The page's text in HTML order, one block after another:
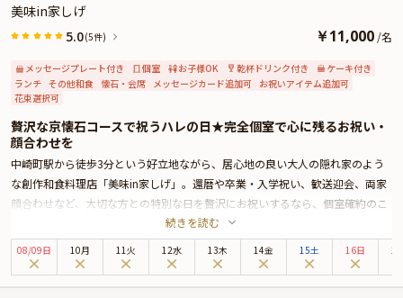
美味in家しげ
5.0(5件) ￥11,000 /名
メッセージプレート付き 個室 お子様OK 乾杯ドリンク付き
ケーキ付き
ランチ その他和食 懐石・会席 メッセージカード追加可 お祝いアイテム追加可
花束選択可
贅沢な京懐石コースで祝うハレの日★完全個室で心に残るお祝い・
顔合わせを
中崎町駅から徒歩3分という好立地ながら、居心地の良い大人の隠れ家のよう
な創作和食料理店「美味in家しげ」。還暦や卒業・入学祝い、歓送迎会、両家
顔合わせなど、大切な方との特別な日を贅沢にお祝いするなら、個室確約のこ
ちらのプランはいかがでしょうか。
最大10名様までご利用可能なので、ご友人や大切な仲間とのお祝いランチ・デ
ィナーにも最適です。プライベート感溢れる個室で、心に残る特別なひととき
続きを読む
08/09日 10月 11火 12水 13木 14金 15土 16日